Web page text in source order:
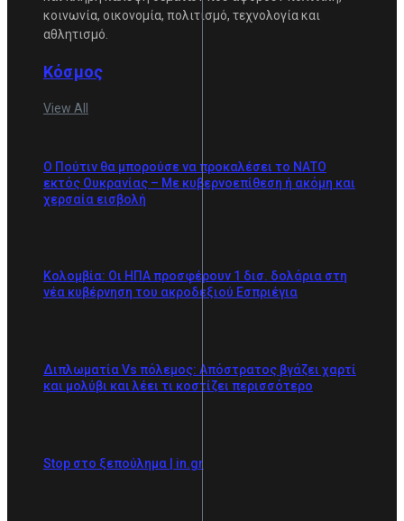
κοινωνία, οικονομία, πολιτισμό, τεχνολογία και
αθλητισμό.
Κόσμος
View All
Ο Πούτιν θα μπορούσε να προκαλέσει το ΝΑΤΟ
εκτός Ουκρανίας – Με κυβερνοεπίθεση ή ακόμη και
χερσαία εισβολή
Κολομβία: Οι ΗΠΑ προσφέρουν 1 δισ. δολάρια στη
νέα κυβέρνηση του ακροδεξιού Εσπριέγια
Διπλωματία Vs πόλεμος: Απόστρατος βγάζει χαρτί
και μολύβι και λέει τι κοστίζει περισσότερο
Stop στο ξεπούλημα | in.gr